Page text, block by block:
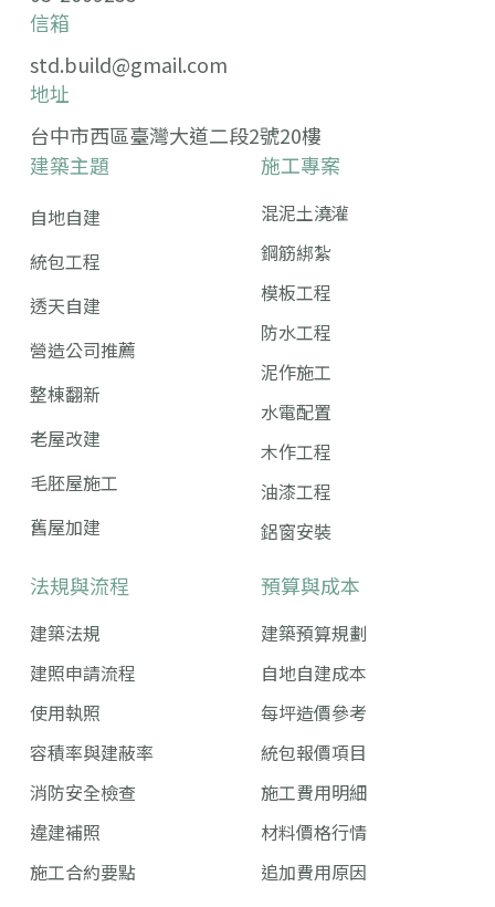
信箱
std.build@gmail.com
地址
台中市西區臺灣大道二段2號20樓
建築主題
自地自建
統包工程
透天自建
營造公司推薦
整棟翻新
老屋改建
毛胚屋施工
舊屋加建
施工專案
混泥土澆灌
鋼筋綁紮
模板工程
防水工程
泥作施工
水電配置
木作工程
油漆工程
鋁窗安裝
法規與流程
建築法規
建照申請流程
使用執照
容積率與建蔽率
消防安全檢查
違建補照
施工合約要點
預算與成本
建築預算規劃
自地自建成本
每坪造價參考
統包報價項目
施工費用明細
材料價格行情
追加費用原因